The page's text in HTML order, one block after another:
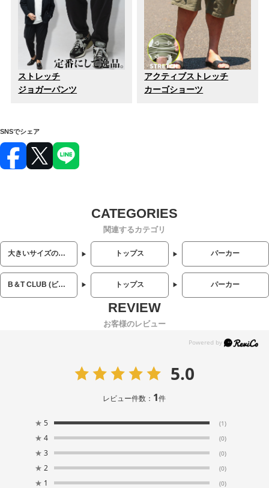
ストレッチ
ジョガーパンツ
アクティブストレッチ
カーゴショーツ
SNSでシェア
関連するカテゴリ
大きいサイズのメンズ服 トップス パーカー
B＆T CLUB (ビーアンドティークラブ) トップス パーカー
お客様のレビュー
5.0
レビュー件数： 1件
★ 5 (1)
★ 4 (0)
★ 3 (0)
★ 2 (0)
★ 1 (0)